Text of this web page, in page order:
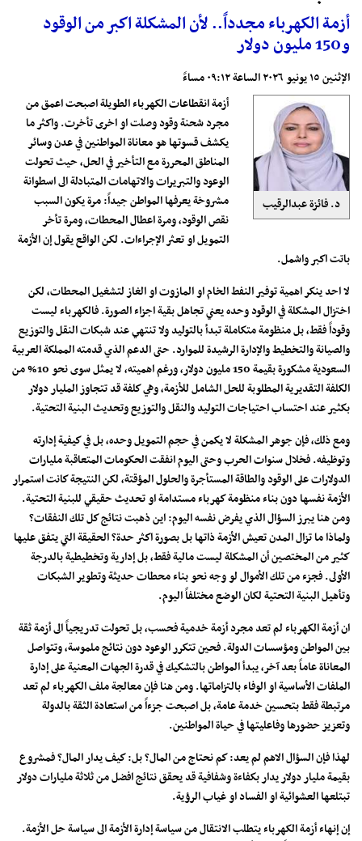
أزمة الكهرباء مجدداً.. لأن المشكلة اكبر من الوقود
و150 مليون دولار
الإثنين ١٥ يونيو ٢٠٢٦ الساعة ٠٩:١٢ مساءً
د. فائزة عبدالرقيب
أزمة انقطاعات الكهرباء الطويلة اصبحت اعمق من
مجرد شحنة وقود وصلت او اخرى تأخرت. واكثر ما
يكشف قسوتها هو معاناة المواطنين في عدن وسائر
المناطق المحررة مع التأخير في الحل، حيث تحولت
الوعود والتبريرات والاتهامات المتبادلة الى اسطوانة
مشروخة يعرفها المواطن جيداً: مرة يكون السبب
نقص الوقود، ومرة اعطال المحطات، ومرة تأخر
التمويل او تعثر الإجراءات. لكن الواقع يقول إن الأزمة
باتت اكبر واشمل.
لا احد ينكر اهمية توفير النفط الخام او المازوت او الغاز لتشغيل المحطات، لكن
اختزال المشكلة في الوقود وحده يعني تجاهل بقية اجزاء الصورة. فالكهرباء ليست
وقوداً فقط، بل منظومة متكاملة تبدأ بالتوليد ولا تنتهي عند شبكات النقل والتوزيع
والصيانة والتخطيط والإدارة الرشيدة للموارد. حتى الدعم الذي قدمته المملكة العربية
السعودية مشكورة بقيمة 150 مليون دولار، ورغم اهميته، لا يمثل سوى نحو 10% من
الكلفة التقديرية المطلوبة للحل الشامل للأزمة، وهي كلفة قد تتجاوز المليار دولار
بكثير عند احتساب احتياجات التوليد والنقل والتوزيع وتحديث البنية التحتية.
ومع ذلك، فإن جوهر المشكلة لا يكمن في حجم التمويل وحده، بل في كيفية إدارته
وتوظيفه. فخلال سنوات الحرب وحتى اليوم انفقت الحكومات المتعاقبة مليارات
الدولارات على الوقود والطاقة المستأجرة والحلول المؤقتة، لكن النتيجة كانت استمرار
الأزمة نفسها دون بناء منظومة كهرباء مستدامة او تحديث حقيقي للبنية التحتية.
ومن هنا يبرز السؤال الذي يفرض نفسه اليوم: اين ذهبت نتائج كل تلك النفقات؟
ولماذا ما تزال المدن تعيش الأزمة ذاتها بل بصورة اكثر حدة؟ الحقيقة التي يتفق عليها
كثير من المختصين أن المشكلة ليست مالية فقط، بل إدارية وتخطيطية بالدرجة
الأولى. فجزء من تلك الأموال لو وجه نحو بناء محطات حديثة وتطوير الشبكات
وتأهيل البنية التحتية لكان الوضع مختلفاً اليوم.
ان أزمة الكهرباء لم تعد مجرد أزمة خدمية فحسب، بل تحولت تدريجياً الى أزمة ثقة
بين المواطن ومؤسسات الدولة. فحين تتكرر الوعود دون نتائج ملموسة، وتتواصل
المعاناة عاماً بعد آخر، يبدأ المواطن بالتشكيك في قدرة الجهات المعنية على إدارة
الملفات الأساسية او الوفاء بالتزاماتها. ومن هنا فإن معالجة ملف الكهرباء لم تعد
مرتبطة فقط بتحسين خدمة عامة، بل اصبحت جزءاً من استعادة الثقة بالدولة
وتعزيز حضورها وفاعليتها في حياة المواطنين.
لهذا فإن السؤال الاهم لم يعد: كم نحتاج من المال؟ بل: كيف يدار المال؟ فمشروع
بقيمة مليار دولار يدار بكفاءة وشفافية قد يحقق نتائج افضل من ثلاثة مليارات دولار
تبتلعها العشوائية او الفساد او غياب الرؤية.
إن إنهاء أزمة الكهرباء يتطلب الانتقال من سياسة إدارة الأزمة الى سياسة حل الأزمة.